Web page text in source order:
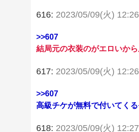
616: 2023/05/09(火)
>>607
結局元の衣装のがエロいから
617: 2023/05/09(火)
>>607
高級チケが無料で付いてく
618: 2023/05/09(火)